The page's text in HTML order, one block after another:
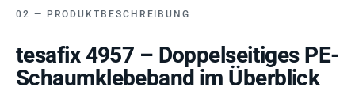
PRODUKTBESCHREIBUNG
tesafix 4957 – Doppelseitiges PE-
Schaumklebeband im Überblick